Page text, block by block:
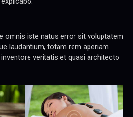
omnis iste natus error sit voluptatem
laudantium, totam rem aperiam
inventore veritatis et quasi architecto